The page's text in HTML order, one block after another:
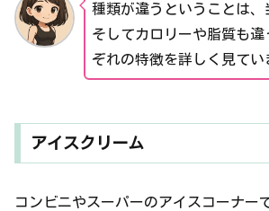
種類が違うということは、
そしてカロリーや脂質も
ぞれの特徴を詳しく見てい
アイスクリーム
コンビニやスーパーのアイスコーナー